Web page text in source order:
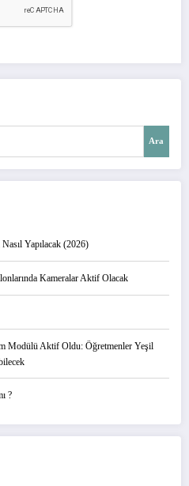
Ara
Yapılacak (2026)
Kameralar Aktif Olacak
Modülü Aktif Oldu: Öğretmenler Yeşil
?